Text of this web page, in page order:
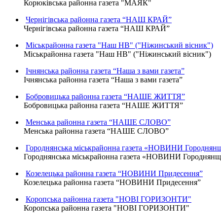
Корюківська районна газета "МАЯК"
Чернігівська районна газета “НАШ КРАЙ”
Чернігівська районна газета “НАШ КРАЙ”
Міськрайонна газета "Наш НВ" ("Ніжинський вісник")
Міськрайонна газета "Наш НВ" ("Ніжинський вісник")
Ічнянська районна газета “Наша з вами газета”
Ічнянська районна газета “Наша з вами газета”
Бобровицька районна газета “НАШЕ ЖИТТЯ”
Бобровицька районна газета “НАШЕ ЖИТТЯ”
Менська районна газета “НАШЕ СЛОВО”
Менська районна газета “НАШЕ СЛОВО”
Городнянська міськрайонна газета «НОВИНИ
Городнянська міськрайонна газета «НОВИНИ
Козелецька районна газета “НОВИНИ Придесення”
Козелецька районна газета “НОВИНИ Придесення”
Коропська районна газета "НОВІ ГОРИЗОНТИ"
Коропська районна газета "НОВІ ГОРИЗОНТИ"